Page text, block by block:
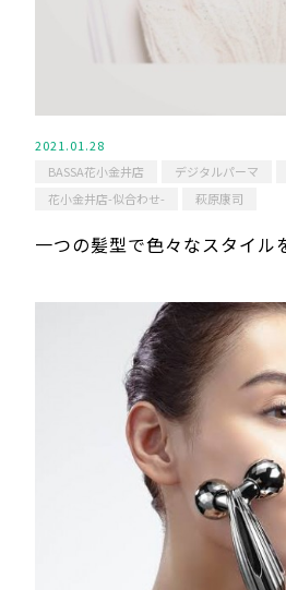
2021.01.28
BASSA花小金井店
デジタルパーマ
花小金井店-似合わせ-
萩原康司
一つの髪型で色々なスタイル